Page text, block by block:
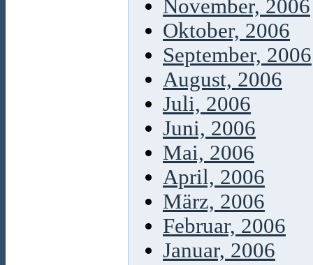
November, 2006
Oktober, 2006
September, 2006
August, 2006
Juli, 2006
Juni, 2006
Mai, 2006
April, 2006
März, 2006
Februar, 2006
Januar, 2006